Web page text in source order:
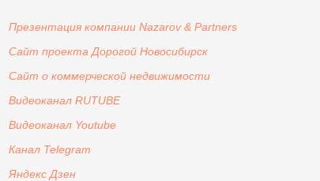
Презентация компании Nazarov & Partners
Сайт проекта Дорогой Новосибирск
Сайт о коммерческой недвижимости
Видеоканал RUTUBE
Видеоканал Youtube
Канал Telegram
Яндекс Дзен